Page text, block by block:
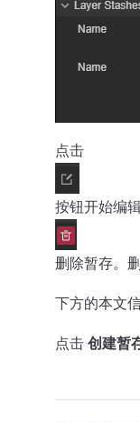
点击
按钮开始编
删除暂存。
下方的本文
点击 创建暂